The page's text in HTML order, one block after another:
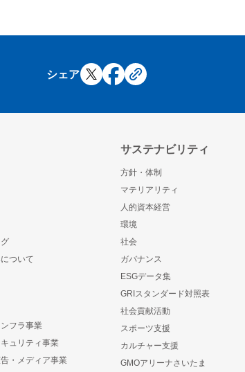
シェア
ついて
フラ事業
ュリティ事業
・メディア事業
サステナビリティ
方針・体制
マテリアリティ
人的資本経営
環境
社会
ガバナンス
ESGデータ集
GRIスタンダード対照表
社会貢献活動
スポーツ支援
カルチャー支援
GMOアリーナさいたま